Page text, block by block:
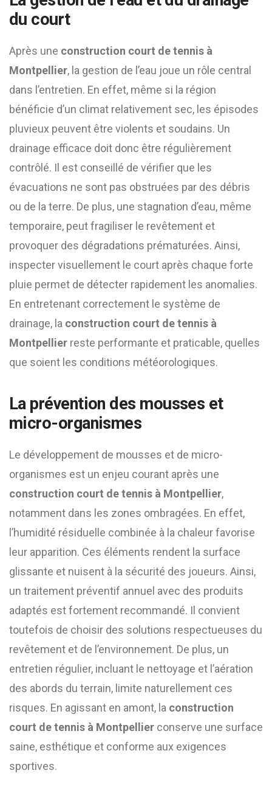
du court
Après une construction court de tennis à
Montpellier, la gestion de l’eau joue un rôle central
dans l’entretien. En effet, même si la région
bénéficie d’un climat relativement sec, les épisodes
pluvieux peuvent être violents et soudains. Un
drainage efficace doit donc être régulièrement
contrôlé. Il est conseillé de vérifier que les
évacuations ne sont pas obstruées par des débris
ou de la terre. De plus, une stagnation d’eau, même
temporaire, peut fragiliser le revêtement et
provoquer des dégradations prématurées. Ainsi,
inspecter visuellement le court après chaque forte
pluie permet de détecter rapidement les anomalies.
En entretenant correctement le système de
drainage, la construction court de tennis à
Montpellier reste performante et praticable, quelles
que soient les conditions météorologiques.
La prévention des mousses et
micro-organismes
Le développement de mousses et de micro-
organismes est un enjeu courant après une
construction court de tennis à Montpellier,
notamment dans les zones ombragées. En effet,
l’humidité résiduelle combinée à la chaleur favorise
leur apparition. Ces éléments rendent la surface
glissante et nuisent à la sécurité des joueurs. Ainsi,
un traitement préventif annuel avec des produits
adaptés est fortement recommandé. Il convient
toutefois de choisir des solutions respectueuses du
revêtement et de l’environnement. De plus, un
entretien régulier, incluant le nettoyage et l’aération
des abords du terrain, limite naturellement ces
risques. En agissant en amont, la construction
court de tennis à Montpellier conserve une surface
saine, esthétique et conforme aux exigences
sportives.